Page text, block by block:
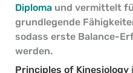
Diplomaund vermittelt
grundlegende
sodass erste Balance-
werden.
Principles of Kinesiology